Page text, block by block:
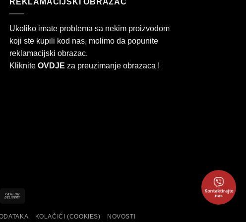
Ukoliko imate problema sa nekim proizvodom
koji ste kupili kod nas, molimo da popunite
reklamacijski obrazac.
Kliknite OVDJE za preuzimanje obrazaca !
DeliveryKOLAČIĆI (COOKIES) NOVOSTI
Kontaktirajte
nas